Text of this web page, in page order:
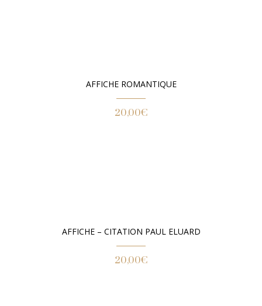
AFFICHE ROMANTIQUE
20,00€
AFFICHE – CITATION PAUL ELUARD
20,00€